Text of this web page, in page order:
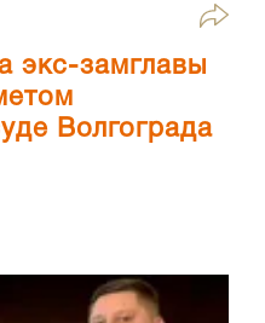
экс-замглавы
Волгограда